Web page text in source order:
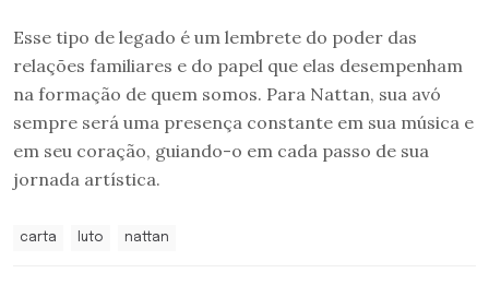
Esse tipo de legado é um lembrete do poder das
relações familiares e do papel que elas desempenham
na formação de quem somos. Para Nattan, sua avó
sempre será uma presença constante em sua música e
em seu coração, guiando-o em cada passo de sua
jornada artística.
carta luto nattan